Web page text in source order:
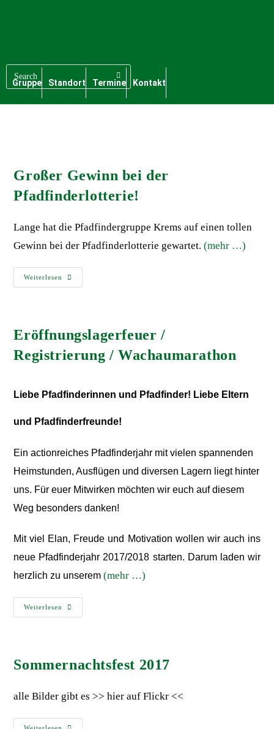
Gruppe Standort Termine Kontakt
Großer Gewinn bei der
Pfadfinderlotterie!
Lange hat die Pfadfindergruppe Krems auf einen tollen
Gewinn bei der Pfadfinderlotterie gewartet.(mehr …)
Weiterlesen
Eröffnungslagerfeuer /
Registrierung / Wachaumarathon
Liebe Pfadfinderinnen und Pfadfinder! Liebe Eltern
und Pfadfinderfreunde!
Ein actionreiches Pfadfinderjahr mit vielen spannenden
Heimstunden, Ausflügen und diversen Lagern liegt hinter
uns. Für euer Mitwirken möchten wir euch auf diesem
Weg besonders danken!
Mit viel Elan, Freude und Motivation wollen wir auch ins
neue Pfadfinderjahr 2017/2018 starten. Darum laden wir
herzlich zu unserem(mehr …)
Weiterlesen
Sommernachtsfest 2017
alle Bilder gibt es >> hier auf Flickr <<